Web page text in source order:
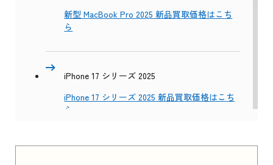
新型 MacBook Pro 2025 新品買取価格はこち
ら
iPhone 17 シリーズ 2025
iPhone 17 シリーズ 2025 新品買取価格はこち
ら